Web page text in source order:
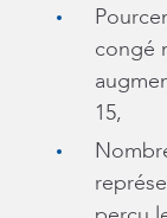
congé
15,